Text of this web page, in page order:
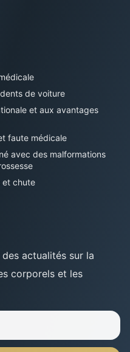
de voiture
et aux avantages
faute médicale
avec des malformations
et chute
actualités sur la
corporels et les